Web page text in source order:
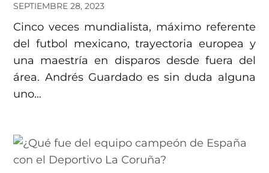
SEPTIEMBRE 28, 2023
Cinco veces mundialista, máximo referente
del futbol mexicano, trayectoria europea y
una maestría en disparos desde fuera del
área. Andrés Guardado es sin duda alguna
uno…